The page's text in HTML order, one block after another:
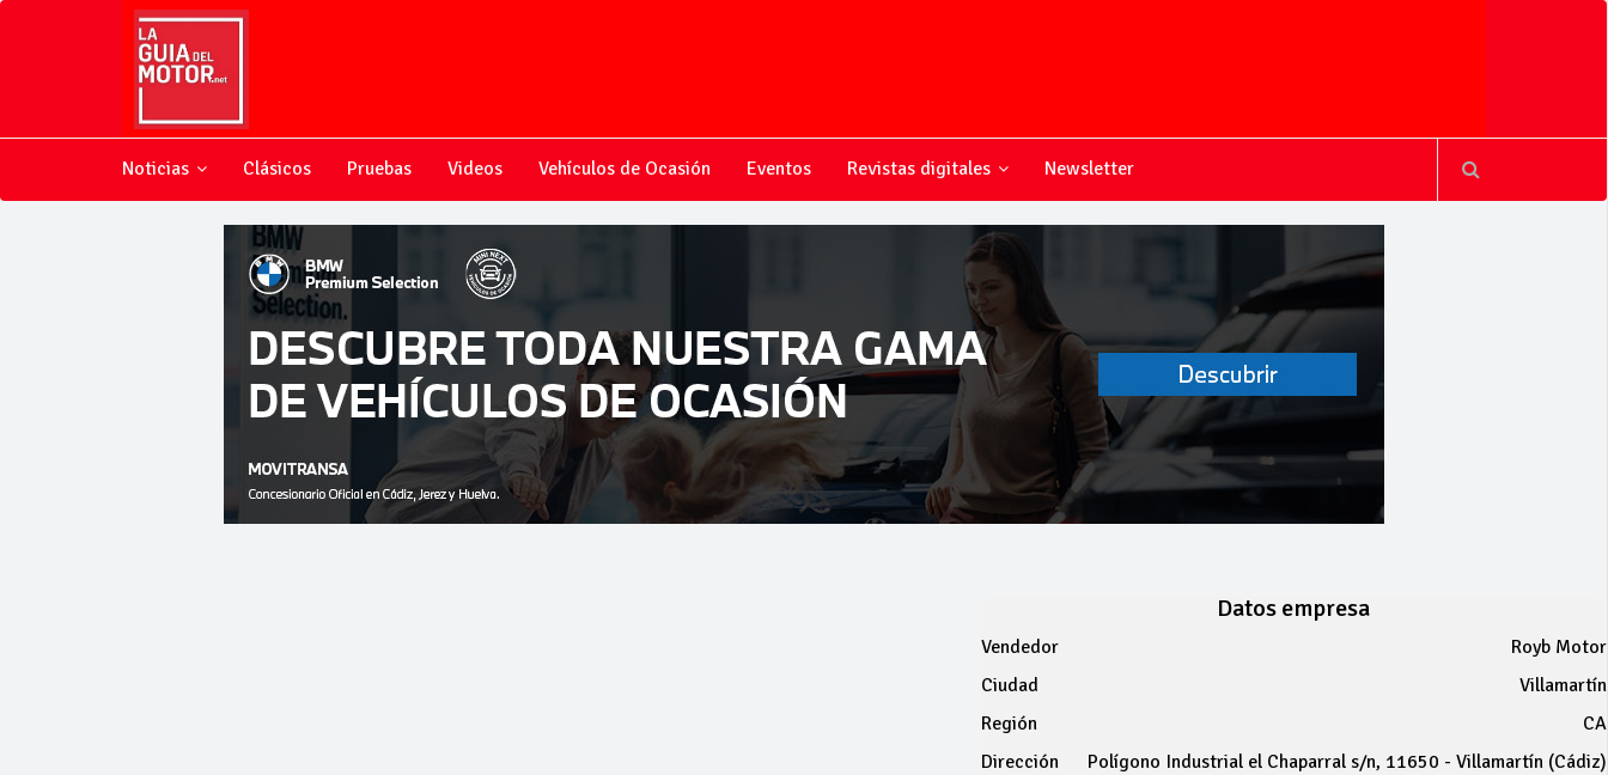
Noticias Clásicos Pruebas Videos Vehículos de Ocasión Eventos Revistas digitales Newsletter
Datos empresa
Vendedor
Royb Motor
Ciudad
Villamartín
Región
CA
Dirección
Polígono Industrial el Chaparral s/n, 11650 - Villamartín (Cádiz)